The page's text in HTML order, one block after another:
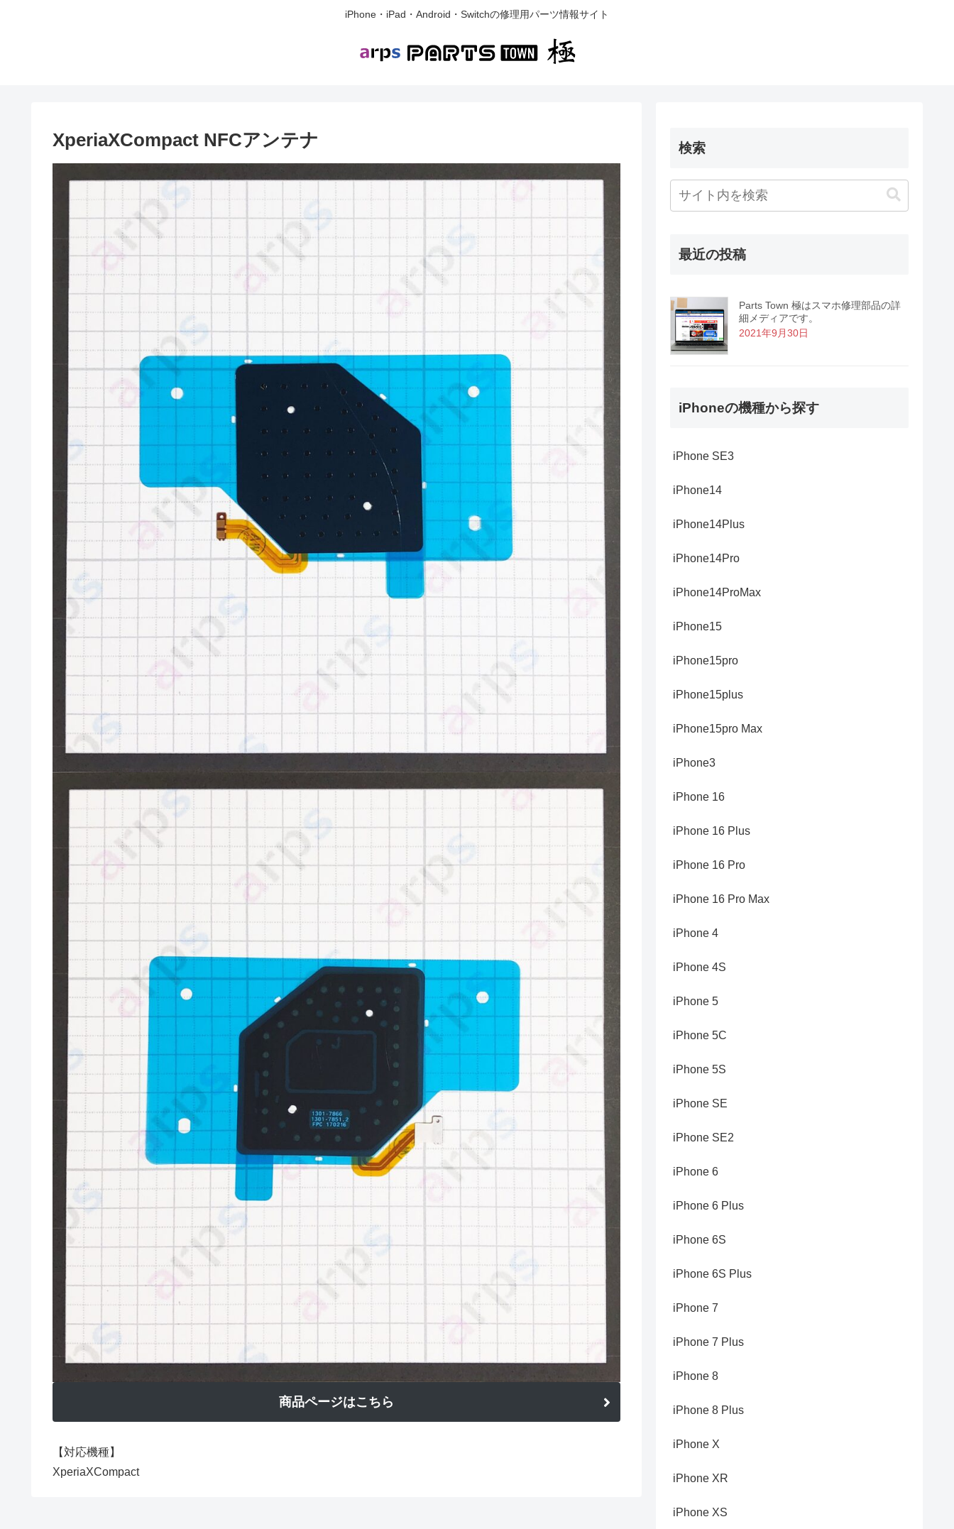
iPhone・iPad・Android・Switchの修理用パーツ情報サイト
XperiaXCompact NFCアンテナ
商品ページはこちら
【対応機種】
XperiaXCompact
検索
最近の投稿
Parts Town 極はスマホ修理部品の詳
細メディアです。
2021年9月30日
iPhoneの機種から探す
iPhone SE3
iPhone14
iPhone14Plus
iPhone14Pro
iPhone14ProMax
iPhone15
iPhone15pro
iPhone15plus
iPhone15pro Max
iPhone3
iPhone 16
iPhone 16 Plus
iPhone 16 Pro
iPhone 16 Pro Max
iPhone 4
iPhone 4S
iPhone 5
iPhone 5C
iPhone 5S
iPhone SE
iPhone SE2
iPhone 6
iPhone 6 Plus
iPhone 6S
iPhone 6S Plus
iPhone 7
iPhone 7 Plus
iPhone 8
iPhone 8 Plus
iPhone X
iPhone XR
iPhone XS